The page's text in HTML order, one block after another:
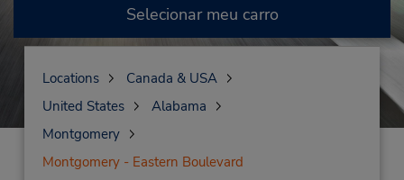
Selecionar meu carro
Locations
Canada & USA
United States
Alabama
Montgomery
Montgomery - Eastern Boulevard